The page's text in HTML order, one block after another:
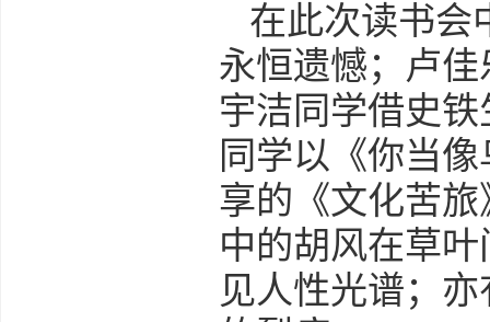
在此次读书会
永恒遗憾；卢
宇洁同学借史
同学以《你当
享的《文化苦
中的胡风在草
见人性光谱；